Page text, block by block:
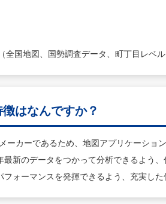
全国地図、国勢調査データ、町丁目レベ
はなんですか？
ーカーであるため、地図アプリケーシ
新のデータをつかって分析できるよう
ォーマンスを発揮できるよう、充実した